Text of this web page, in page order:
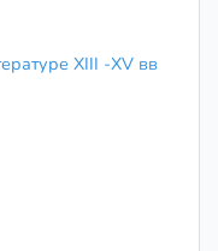
XIII -XV вв